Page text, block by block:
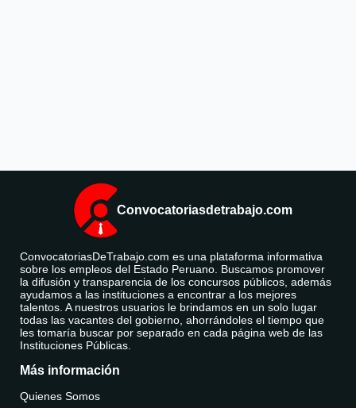
Convocatoriasdetrabajo.com
ConvocatoriasDeTrabajo.com es una plataforma informativa
sobre los empleos del Estado Peruano. Buscamos promover
la difusión y transparencia de los concursos públicos, además
ayudamos a las instituciones a encontrar a los mejores
talentos. A nuestros usuarios le brindamos en un solo lugar
todas las vacantes del gobierno, ahorrándoles el tiempo que
les tomaría buscar por separado en cada página web de las
Instituciones Públicas.
Más información
Quienes Somos